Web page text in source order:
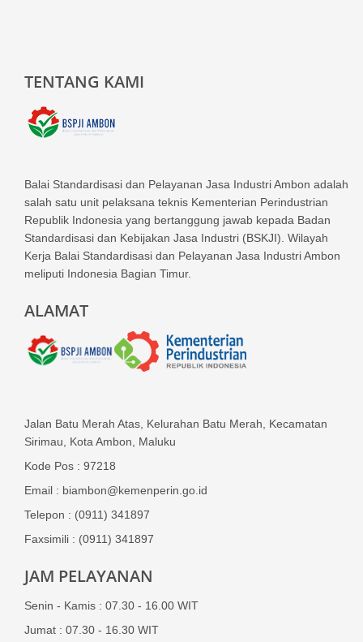
TENTANG KAMI
Balai Standardisasi dan Pelayanan Jasa Industri Ambon adalah
salah satu unit pelaksana teknis Kementerian Perindustrian
Republik Indonesia yang bertanggung jawab kepada Badan
Standardisasi dan Kebijakan Jasa Industri (BSKJI). Wilayah
Kerja Balai Standardisasi dan Pelayanan Jasa Industri Ambon
meliputi Indonesia Bagian Timur.
ALAMAT
Jalan Batu Merah Atas, Kelurahan Batu Merah, Kecamatan
Sirimau, Kota Ambon, Maluku
Kode Pos : 97218
Email : biambon@kemenperin.go.id
Telepon : (0911) 341897
Faxsimili : (0911) 341897
JAM PELAYANAN
Senin - Kamis : 07.30 - 16.00 WIT
Jumat : 07.30 - 16.30 WIT